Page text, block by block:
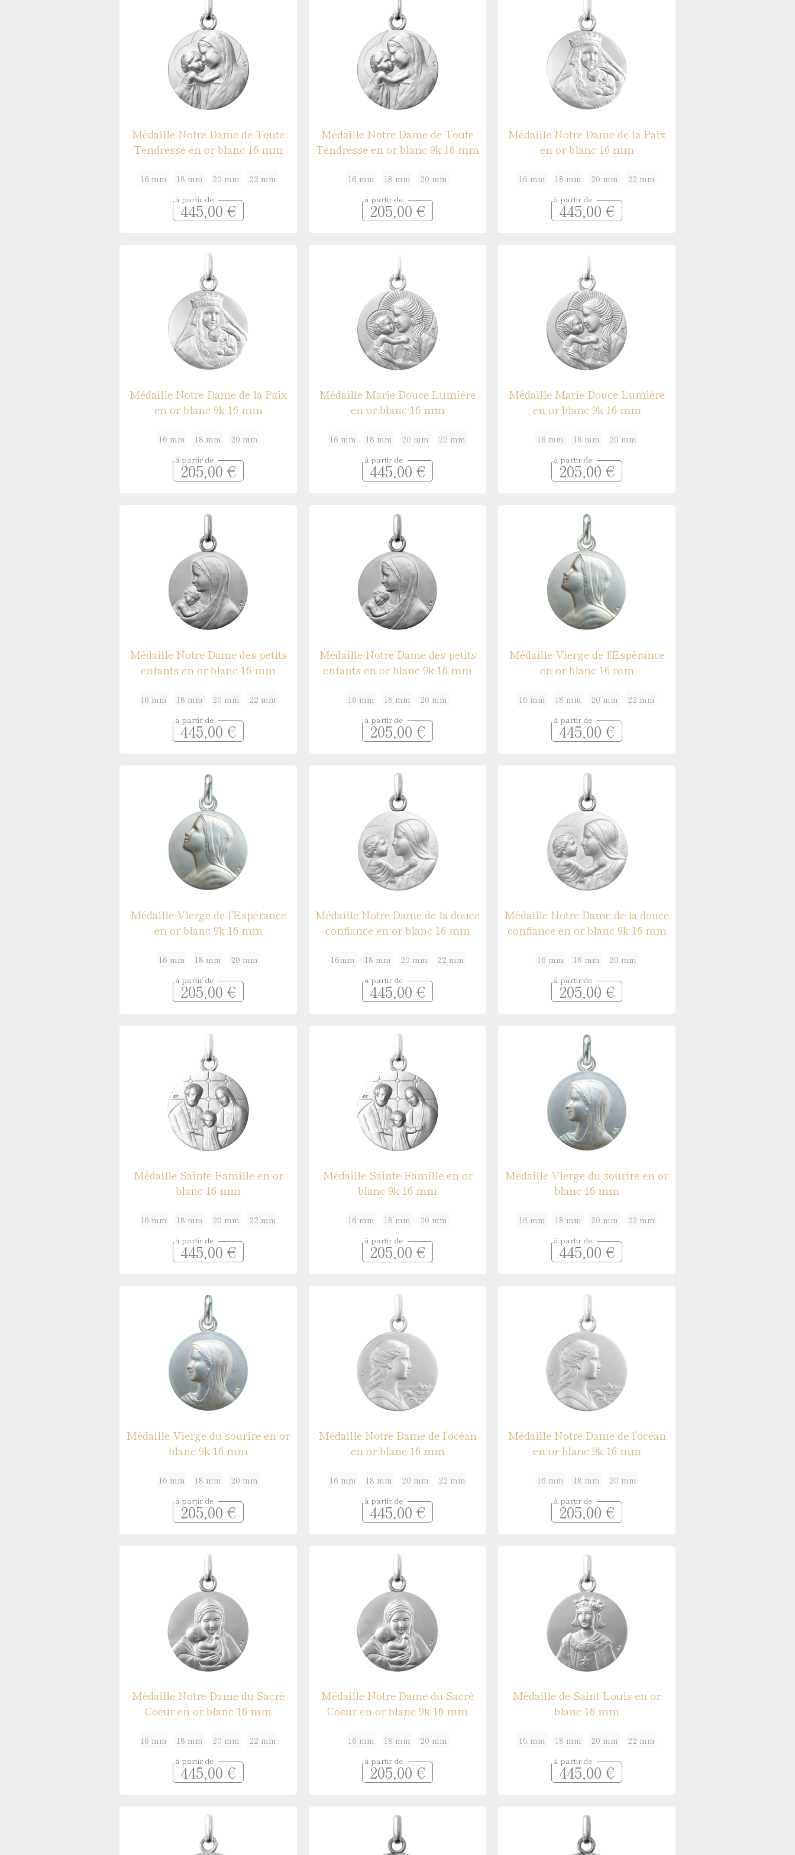
Quelle taille pour une médaille ?
Que faire graver au dos de sa médaille ?
Comment sont fabriquées les médailles ?
Médaille Notre Dame de Toute
Tendresse en or blanc 16 mm
16 mm 18 mm 20 mm 22 mm
à partir de
445,00 €
Médaille Notre Dame de Toute
Tendresse en or blanc 9k 16 mm
16 mm 18 mm 20 mm
à partir de
205,00 €
Médaille Notre Dame de la Paix
en or blanc 16 mm
16 mm 18 mm 20 mm 22 mm
à partir de
445,00 €
Médaille Notre Dame de la Paix
en or blanc 9k 16 mm
16 mm 18 mm 20 mm
à partir de
205,00 €
Médaille Marie Douce Lumière
en or blanc 16 mm
16 mm 18 mm 20 mm 22 mm
à partir de
445,00 €
Médaille Marie Douce Lumière
en or blanc 9k 16 mm
16 mm 18 mm 20 mm
à partir de
205,00 €
Médaille Notre Dame des petits
enfants en or blanc 16 mm
16 mm 18 mm 20 mm 22 mm
à partir de
445,00 €
Médaille Notre Dame des petits
enfants en or blanc 9k 16 mm
16 mm 18 mm 20 mm
à partir de
205,00 €
Médaille Vierge de l'Espérance
en or blanc 16 mm
16 mm 18 mm 20 mm 22 mm
à partir de
445,00 €
Médaille Vierge de l'Espérance
en or blanc 9k 16 mm
16 mm 18 mm 20 mm
à partir de
205,00 €
Médaille Notre Dame de la douce
confiance en or blanc 16 mm
16mm 18 mm 20 mm 22 mm
à partir de
445,00 €
Médaille Notre Dame de la douce
confiance en or blanc 9k 16 mm
16 mm 18 mm 20 mm
à partir de
205,00 €
Médaille Sainte Famille en or
blanc 16 mm
16 mm 18 mm 20 mm 22 mm
à partir de
445,00 €
Médaille Sainte Famille en or
blanc 9k 16 mm
16 mm 18 mm 20 mm
à partir de
205,00 €
Médaille Vierge du sourire en or
blanc 16 mm
16 mm 18 mm 20 mm 22 mm
à partir de
445,00 €
Médaille Vierge du sourire en or
blanc 9k 16 mm
16 mm 18 mm 20 mm
à partir de
205,00 €
Médaille Notre Dame de l'océan
en or blanc 16 mm
16 mm 18 mm 20 mm 22 mm
à partir de
445,00 €
Médaille Notre Dame de l'océan
en or blanc 9k 16 mm
16 mm 18 mm 20 mm
à partir de
205,00 €
Médaille Notre Dame du Sacré
Coeur en or blanc 16 mm
16 mm 18 mm 20 mm 22 mm
à partir de
445,00 €
Médaille Notre Dame du Sacré
Coeur en or blanc 9k 16 mm
16 mm 18 mm 20 mm
à partir de
205,00 €
Médaille de Saint Louis en or
blanc 16 mm
16 mm 18 mm 20 mm 22 mm
à partir de
445,00 €